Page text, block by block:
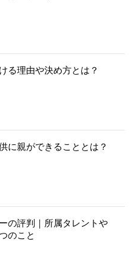
る理由や決め方とは？
に親ができることとは？
の評判｜所属タレントや
のこと